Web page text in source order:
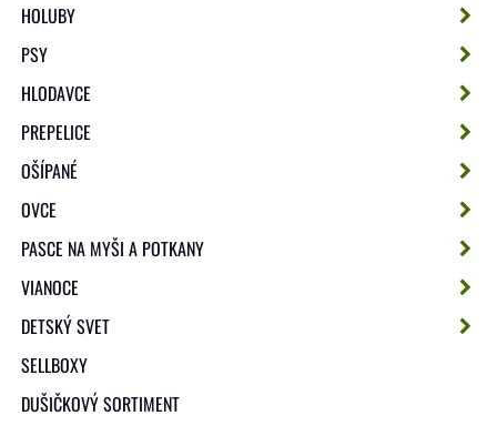
HOLUBY
PSY
HLODAVCE
PREPELICE
OŠÍPANÉ
OVCE
PASCE NA MYŠI A POTKANY
VIANOCE
DETSKÝ SVET
SELLBOXY
DUŠIČKOVÝ SORTIMENT